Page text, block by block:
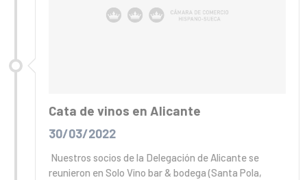
Cata de vinos en Alicante
30/03/2022
Nuestros socios de la Delegación de Alicante se
reunieron en Solo Vino bar & bodega (Santa Pola,